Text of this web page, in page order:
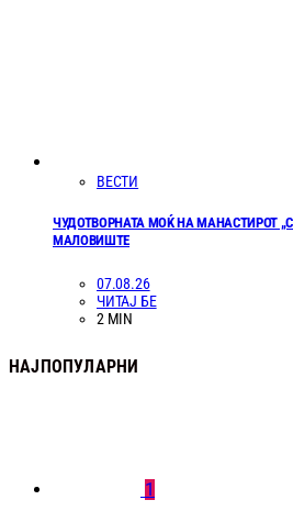
ВЕСТИ
ЧУДОТВОРНАТА МОЌ НА МАНАСТИРОТ
МАЛОВИШТЕ
07.08.26
ЧИТАЈ БЕ
2 MIN
НАЈПОПУЛАРНИ
1